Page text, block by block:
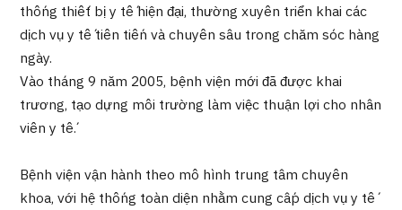
Chương trình
Tìm theo bộ phận / bệnh
Tìm theo xét nghiệm / phương pháp /
cách điều trị
Tìm kiếm y học thẩm mỹ
Tin tức
thống thiết bị y tế hiện đại, thường xuyên triển khai các
dịch vụ y tế tiên tiến và chuyên sâu trong chăm sóc hàng
ngày.
Vào tháng 9 năm 2005, bệnh viện mới đã được khai
trương, tạo dựng môi trường làm việc thuận lợi cho nhân
viên y tế.
Bệnh viện vận hành theo mô hình trung tâm chuyên
khoa, với hệ thống toàn diện nhằm cung cấp dịch vụ y tế